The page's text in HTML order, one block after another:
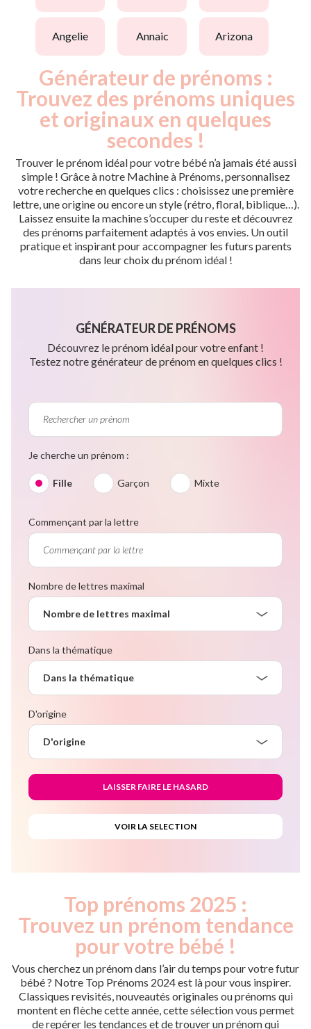
angelie annaic arizona
Générateur de prénoms :
Trouvez des prénoms uniques
et originaux en quelques
secondes !
Trouver le prénom idéal pour votre bébé n’a jamais été aussi
simple ! Grâce à notre Machine à Prénoms, personnalisez
votre recherche en quelques clics : choisissez une première
lettre, une origine ou encore un style (rétro, floral, biblique…).
Laissez ensuite la machine s’occuper du reste et découvrez
des prénoms parfaitement adaptés à vos envies. Un outil
pratique et inspirant pour accompagner les futurs parents
dans leur choix du prénom idéal !
GÉNÉRATEUR DE PRÉNOMS
Découvrez le prénom idéal pour votre enfant !
Testez notre générateur de prénom en quelques clics !
Je cherche un prénom :
Fille Garçon Mixte
Commençant par la lettre
Nombre de lettres maximal
Nombre de lettres maximal
Dans la thématique
Dans la thématique
D'origine
D'origine
Top prénoms 2025 :
Trouvez un prénom tendance
pour votre bébé !
Vous cherchez un prénom dans l’air du temps pour votre futur
bébé ? Notre Top Prénoms 2024 est là pour vous inspirer.
Classiques revisités, nouveautés originales ou prénoms qui
montent en flèche cette année, cette sélection vous permet
de repérer les tendances et de trouver un prénom qui